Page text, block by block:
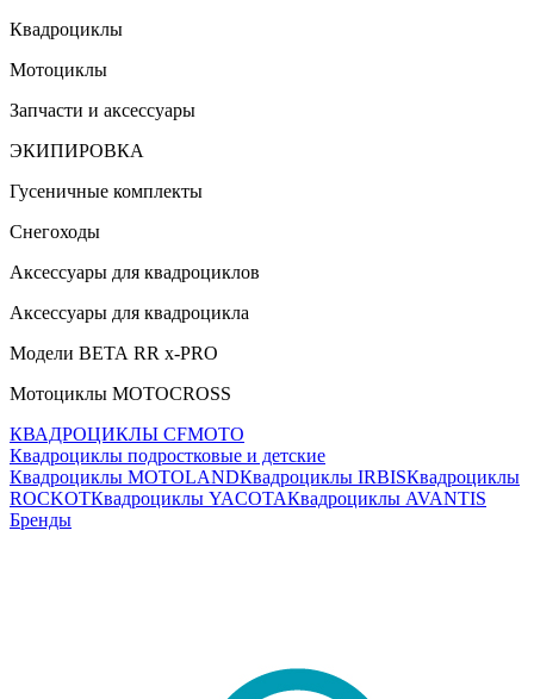
Квадроциклы
Мотоциклы
Запчасти и аксессуары
ЭКИПИРОВКА
Гусеничные комплекты
Снегоходы
Аксессуары для квадроциклов
Аксессуары для квадроцикла
Модели ВЕТА RR x-PRO
Мотоциклы MOTOCROSS
КВАДРОЦИКЛЫ CFMOTO
Квадроциклы подростковые и детские
Квадроциклы MOTOLANDКвадроциклы IRBISКвадроциклы
ROCKOTКвадроциклы YACOTAКвадроциклы AVANTIS
Бренды